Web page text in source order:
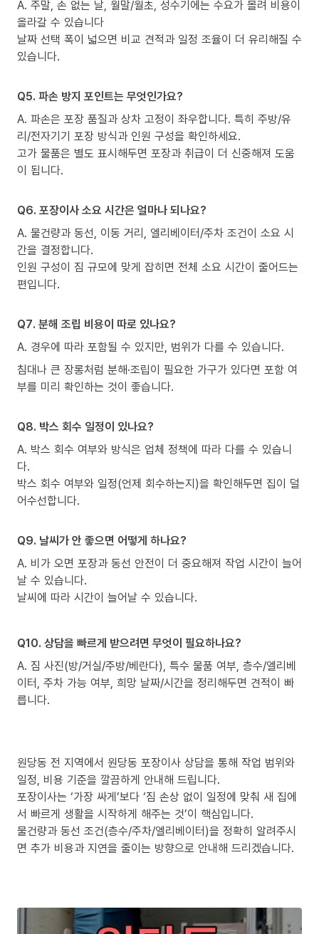
A. 주말, 손 없는 날, 월말/월초, 성수기에는 수요가 몰려 비용이
올라갈 수 있습니다
날짜 선택 폭이 넓으면 비교 견적과 일정 조율이 더 유리해질 수
있습니다.
Q5. 파손 방지 포인트는 무엇인가요?
A. 파손은 포장 품질과 상차 고정이 좌우합니다. 특히 주방/유
리/전자기기 포장 방식과 인원 구성을 확인하세요.
고가 물품은 별도 표시해두면 포장과 취급이 더 신중해져 도움
이 됩니다.
Q6. 포장이사 소요 시간은 얼마나 되나요?
A. 물건량과 동선, 이동 거리, 엘리베이터/주차 조건이 소요 시
간을 결정합니다.
인원 구성이 짐 규모에 맞게 잡히면 전체 소요 시간이 줄어드는
편입니다.
Q7. 분해 조립 비용이 따로 있나요?
A. 경우에 따라 포함될 수 있지만, 범위가 다를 수 있습니다.
침대나 큰 장롱처럼 분해·조립이 필요한 가구가 있다면 포함 여
부를 미리 확인하는 것이 좋습니다.
Q8. 박스 회수 일정이 있나요?
A. 박스 회수 여부와 방식은 업체 정책에 따라 다를 수 있습니
다.
박스 회수 여부와 일정(언제 회수하는지)을 확인해두면 집이 덜
어수선합니다.
Q9. 날씨가 안 좋으면 어떻게 하나요?
A. 비가 오면 포장과 동선 안전이 더 중요해져 작업 시간이 늘어
날 수 있습니다.
날씨에 따라 시간이 늘어날 수 있습니다.
Q10. 상담을 빠르게 받으려면 무엇이 필요하나요?
A. 짐 사진(방/거실/주방/베란다), 특수 물품 여부, 층수/엘리베
이터, 주차 가능 여부, 희망 날짜/시간을 정리해두면 견적이 빠
릅니다.
원당동 전 지역에서 원당동 포장이사 상담을 통해 작업 범위와
일정, 비용 기준을 깔끔하게 안내해 드립니다.
포장이사는 ‘가장 싸게’보다 ‘짐 손상 없이 일정에 맞춰 새 집에
서 빠르게 생활을 시작하게 해주는 것’이 핵심입니다.
물건량과 동선 조건(층수/주차/엘리베이터)을 정확히 알려주시
면 추가 비용과 지연을 줄이는 방향으로 안내해 드리겠습니다.